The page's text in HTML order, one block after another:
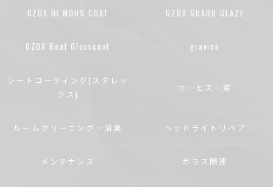
GZOX HI MOHS COAT GZOX GUARD GLAZE
GZOX Real Glasscoat gravice
シートコーティング(スタレッ
クス)
サービス一覧
ルームクリーニング・消臭 ヘッドライトリペア
メンテナンス ガラス関連